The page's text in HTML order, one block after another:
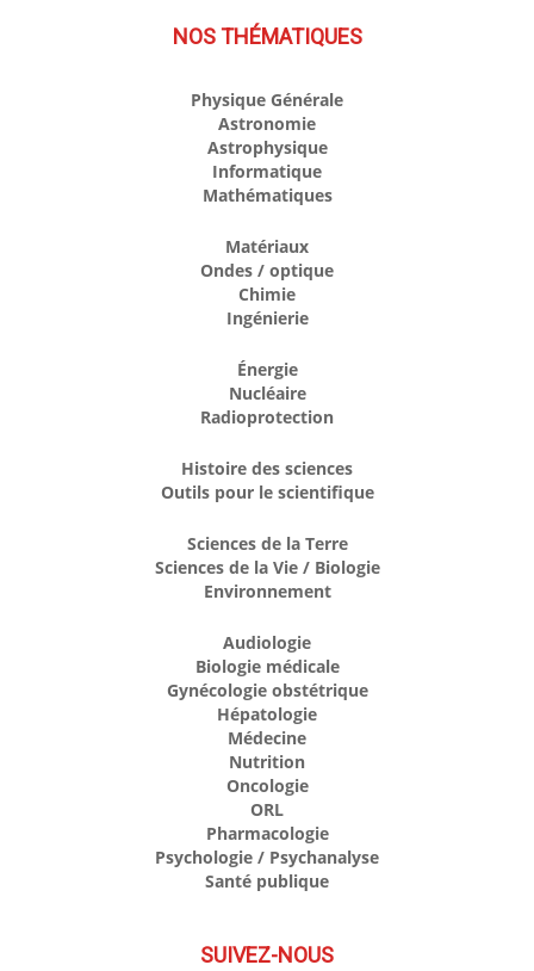
NOS THÉMATIQUES
Physique Générale
Astronomie
Astrophysique
Informatique
Mathématiques
Matériaux
Ondes / optique
Chimie
Ingénierie
Énergie
Nucléaire
Radioprotection
Histoire des sciences
Outils pour le scientifique
Sciences de la Terre
Sciences de la Vie / Biologie
Environnement
Audiologie
Biologie médicale
Gynécologie obstétrique
Hépatologie
Médecine
Nutrition
Oncologie
ORL
Pharmacologie
Psychologie / Psychanalyse
Santé publique
SUIVEZ-NOUS